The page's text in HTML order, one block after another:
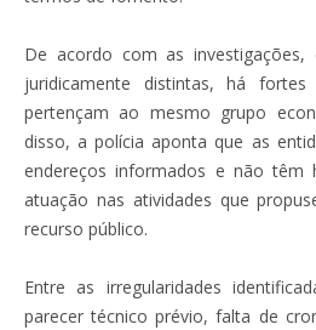
De acordo com as investigações,
juridicamente distintas, há
pertençam ao mesmo grupo
disso, a polícia aponta que as
endereços informados e não têm
atuação nas atividades que
recurso público.
Entre as irregularidades
parecer técnico prévio, falta de